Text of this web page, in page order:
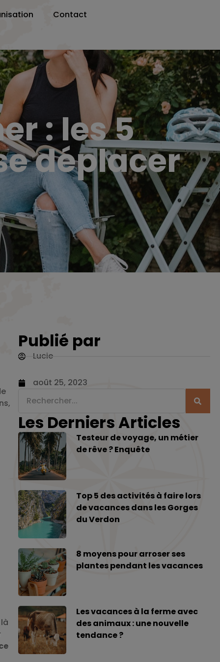
Contact
: les 5
déplacer
Publié par
Lucie
août 25, 2023
Les Derniers Articles
Testeur de voyage, un métier
de rêve ? Enquête
Top 5 des activités à faire lors
de vacances dans les Gorges
du Verdon
8 moyens pour arroser ses
plantes pendant les vacances
Les vacances à la ferme avec
des animaux : une nouvelle
tendance ?